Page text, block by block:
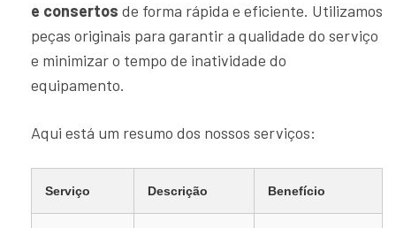
e consertos de forma rápida e eficiente. Utilizamos
peças originais para garantir a qualidade do serviço
e minimizar o tempo de inatividade do
equipamento.
Aqui está um resumo dos nossos serviços:
Serviço Descrição Benefício